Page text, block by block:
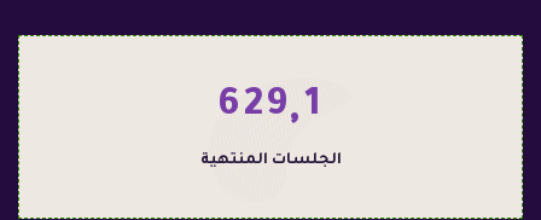
1
,
9
2
6
الجلسات المنتهية